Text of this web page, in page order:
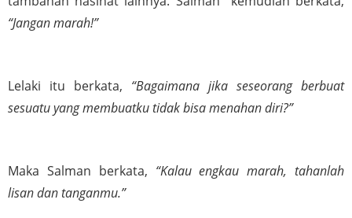
“Jangan marah!”
Lelaki itu berkata, “Bagaimana jika seseorang berbuat
sesuatu yang membuatku tidak bisa menahan diri?”
Maka Salman berkata, “Kalau engkau marah, tahanlah
lisan dan tanganmu.”